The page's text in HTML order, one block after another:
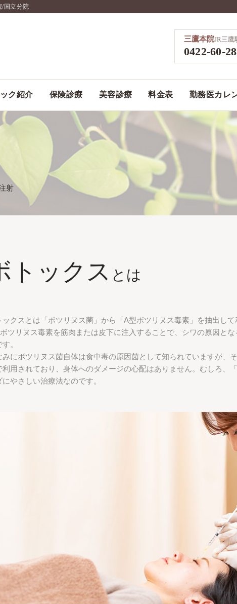
/国立分院
三鷹本院JR三鷹
0422-60-
ク紹介 保険診療 美容診療 料金表 勤務医カレ
射
トックス とは
ックスとは「ボツリヌス菌」から「A型ボツリヌス毒素」を抽出し
ツリヌス毒素を筋肉または皮下に注入することで、シワの原因と
。
みにボツリヌス菌自体は食中毒の原因菌として知られていますが、
利用されており、身体へのダメージの心配はありません。むしろ、
にやさしい治療法なのです。